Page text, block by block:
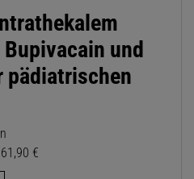
und
pädiatrischen
€